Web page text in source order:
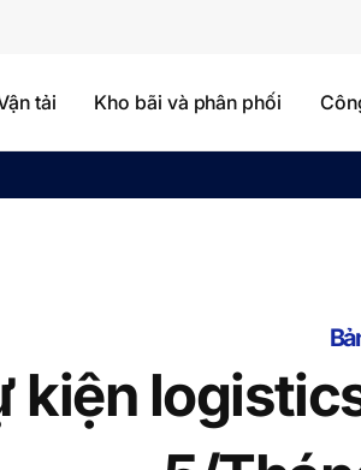
tải Kho bãi và phân phối
kiện